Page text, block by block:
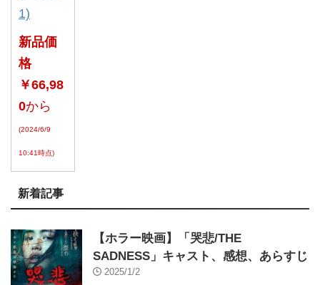
1)
新品価
格
￥66,98
0から
(2024/6/9
10:41時点)
新着記事
【ホラー映画】「哭悲/THE
SADNESS」キャスト、感想、あらすじ
2025/1/2